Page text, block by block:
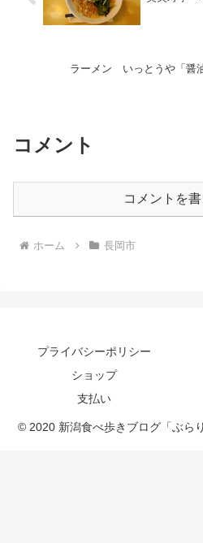
ラーメン いっとうや「醤
コメント
コメントを
ホーム 長岡市
プライバシーポリシー
ショップ
支払い
© 2020 新潟食べ歩きブログ「ぶ